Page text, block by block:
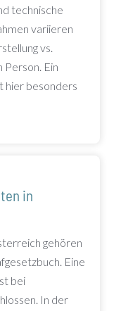
technische
variieren
vs.
Ein
hier besonders
in
gehören
Eine
bei
In der